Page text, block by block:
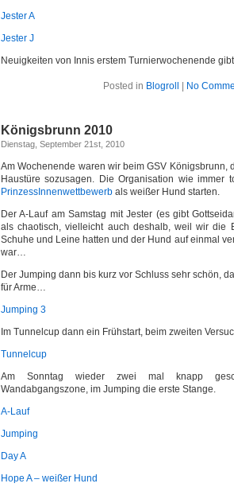
Jester A
Jester J
Neuigkeiten von Innis erstem Turnierwochenende
Posted in Blogroll No
Königsbrunn 2010
Dienstag, September 21st, 2010
Am Wochenende waren wir beim GSV Königsbrunn,
Haustüre sozusagen. Die Organisation wie immer
PrinzessInnenwettbewerb als weißer Hund starten.
Der A-Lauf am Samstag mit Jester (es gibt
als chaotisch, vielleicht auch deshalb, weil wir die
Schuhe und Leine hatten und der Hund auf einmal
war…
Der Jumping dann bis kurz vor Schluss sehr schön,
für Arme…
Jumping 3
Im Tunnelcup dann ein Frühstart, beim zweiten
Tunnelcup
Am Sonntag wieder zwei mal knapp
Wandabgangszone, im Jumping die erste Stange.
A-Lauf
Jumping
Day A
Hope A – weißer Hund